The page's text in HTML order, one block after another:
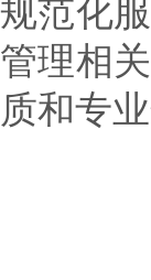
规范化
管理相
质和专